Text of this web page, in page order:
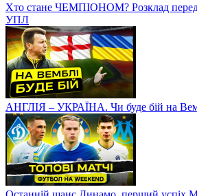
Хто стане ЧЕМПІОНОМ? Розклад
УПЛ
АНГЛІЯ – УКРАЇНА. Чи буде бій на